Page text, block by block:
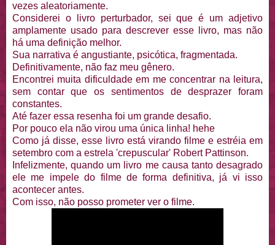
vezes aleatoriamente.
Considerei o livro perturbador, sei que é um adjetivo
amplamente usado para descrever esse livro, mas não
há uma definição melhor.
Sua narrativa é angustiante, psicótica, fragmentada.
Definitivamente, não faz meu gênero.
Encontrei muita dificuldade em me concentrar na leitura,
sem contar que os sentimentos de desprazer foram
constantes.
Até fazer essa resenha foi um grande desafio.
Por pouco ela não virou uma única linha! hehe
Como já disse, esse livro está virando filme e estréia em
setembro com a estrela 'crepuscular' Robert Pattinson.
Infelizmente, quando um livro me causa tanto desagrado
ele me impele do filme de forma definitiva, já vi isso
acontecer antes.
Com isso, não posso prometer ver o filme.